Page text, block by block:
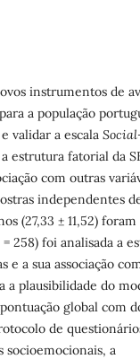
instrumentos de
a população
validar a escala
estrutura fatorial da
com outras
independentes
(27,33 ± 11,52) foram
= 258) foi analisada a
e a sua associação
a plausibilidade do
global com
de
socioemocionais, a